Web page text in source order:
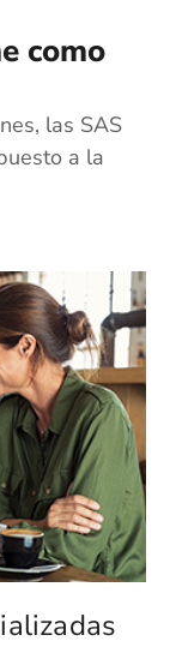
como
las SAS
a la